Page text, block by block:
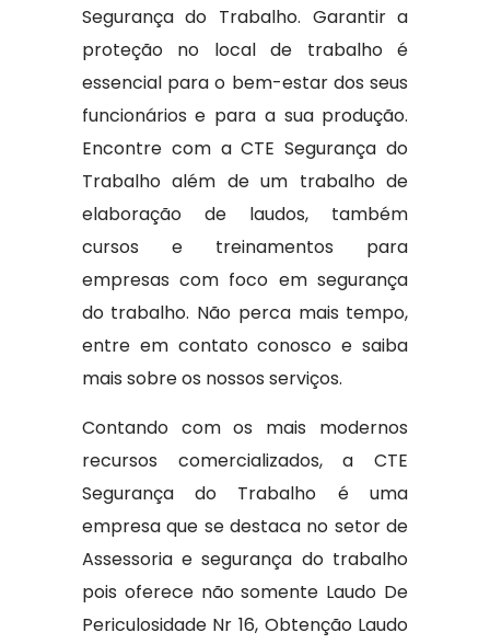
Segurança do Trabalho. Garantir a
proteção no local de trabalho é
essencial para o bem-estar dos seus
funcionários e para a sua produção.
Encontre com a CTE Segurança do
Trabalho além de um trabalho de
elaboração de laudos, também
cursos e treinamentos para
empresas com foco em segurança
do trabalho. Não perca mais tempo,
entre em contato conosco e saiba
mais sobre os nossos serviços.
Contando com os mais modernos
recursos comercializados, a CTE
Segurança do Trabalho é uma
empresa que se destaca no setor de
Assessoria e segurança do trabalho
pois oferece não somente Laudo De
Periculosidade Nr 16, Obtenção Laudo